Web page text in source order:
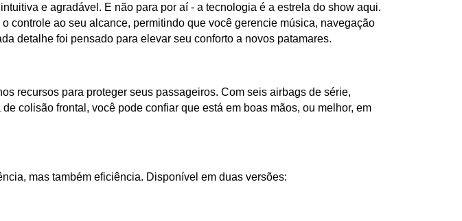
e agradável. E não para por aí - a tecnologia é a estrela do show aqui.
controle ao seu alcance, permitindo que você gerencie música, navegação
detalhe foi pensado para elevar seu conforto a novos patamares.
recursos para proteger seus passageiros. Com seis airbags de série,
colisão frontal, você pode confiar que está em boas mãos, ou melhor, em
mas também eficiência. Disponível em duas versões: